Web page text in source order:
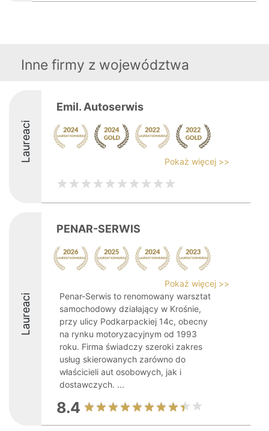
Inne firmy z województwa
Laureaci
Emil. Autoserwis
Pokaż więcej >>
Laureaci
PENAR-SERWIS
Pokaż więcej >>
Penar-Serwis to renomowany warsztat
samochodowy działający w Krośnie,
przy ulicy Podkarpackiej 14c, obecny
na rynku motoryzacyjnym od 1993
roku. Firma świadczy szeroki zakres
usług skierowanych zarówno do
właścicieli aut osobowych, jak i
dostawczych. ...
8.4